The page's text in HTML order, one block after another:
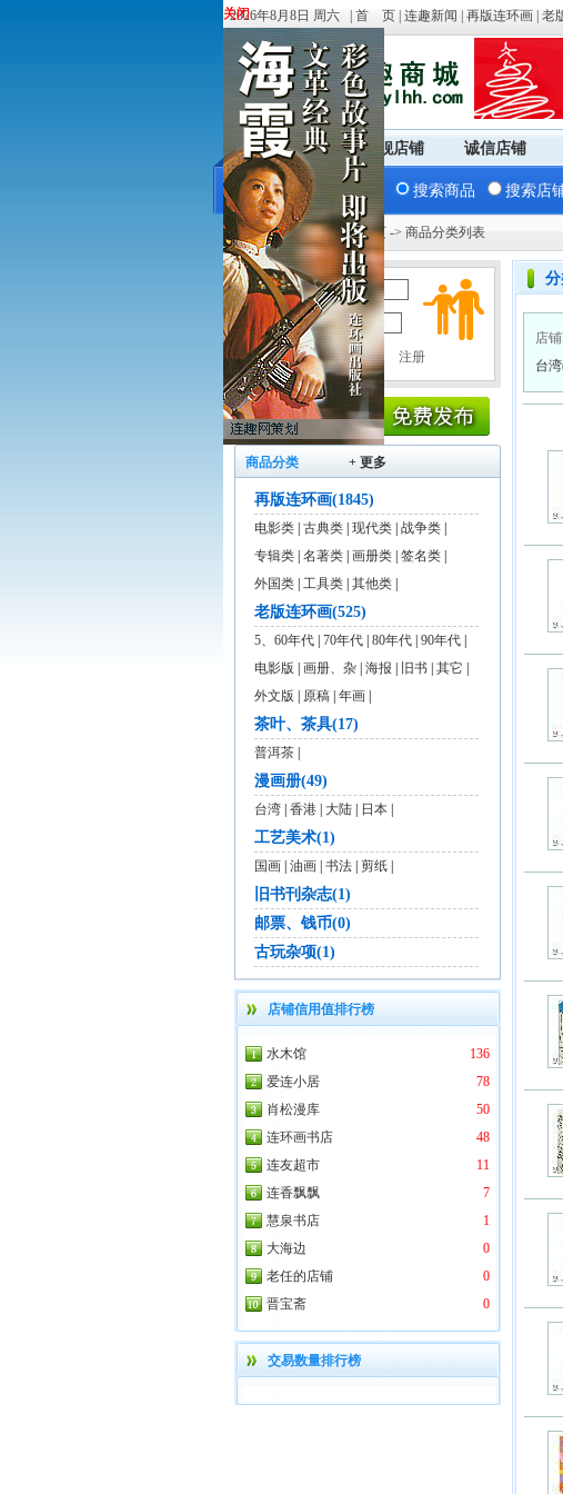
关闭
关闭
2026年8月8日 周六 | 首 页 连趣新闻 再版连环画 老
商城首页 旗舰店铺 诚信店铺
搜索商品 搜索店
您现在的位置：商城首页 -> 商品分类列表
用户名：
密 码：
商品分类 + 更多
再版连环画(1845)
电影类 古典类 现代类 战争类
专辑类 名著类 画册类 签名类
外国类 工具类 其他类
老版连环画(525)
5、60年代 70年代 80年代 90年代
电影版
画册、杂 海报 旧书 其它
外文版
原稿 年画
茶叶、茶具(17)
普洱茶
漫画册(49)
台湾 香港 大陆 日本
工艺美术(1)
国画 油画 书法 剪纸
旧书刊杂志(1)
邮票、钱币(0)
古玩杂项(1)
店铺信用值排行榜
水木馆
136
爱连小居
78
肖松漫库
50
连环画书店
48
连友超市
11
连香飘飘
7
慧泉书店
1
大海边
0
老任的店铺
0
晋宝斋
0
交易数量排行榜
店
台